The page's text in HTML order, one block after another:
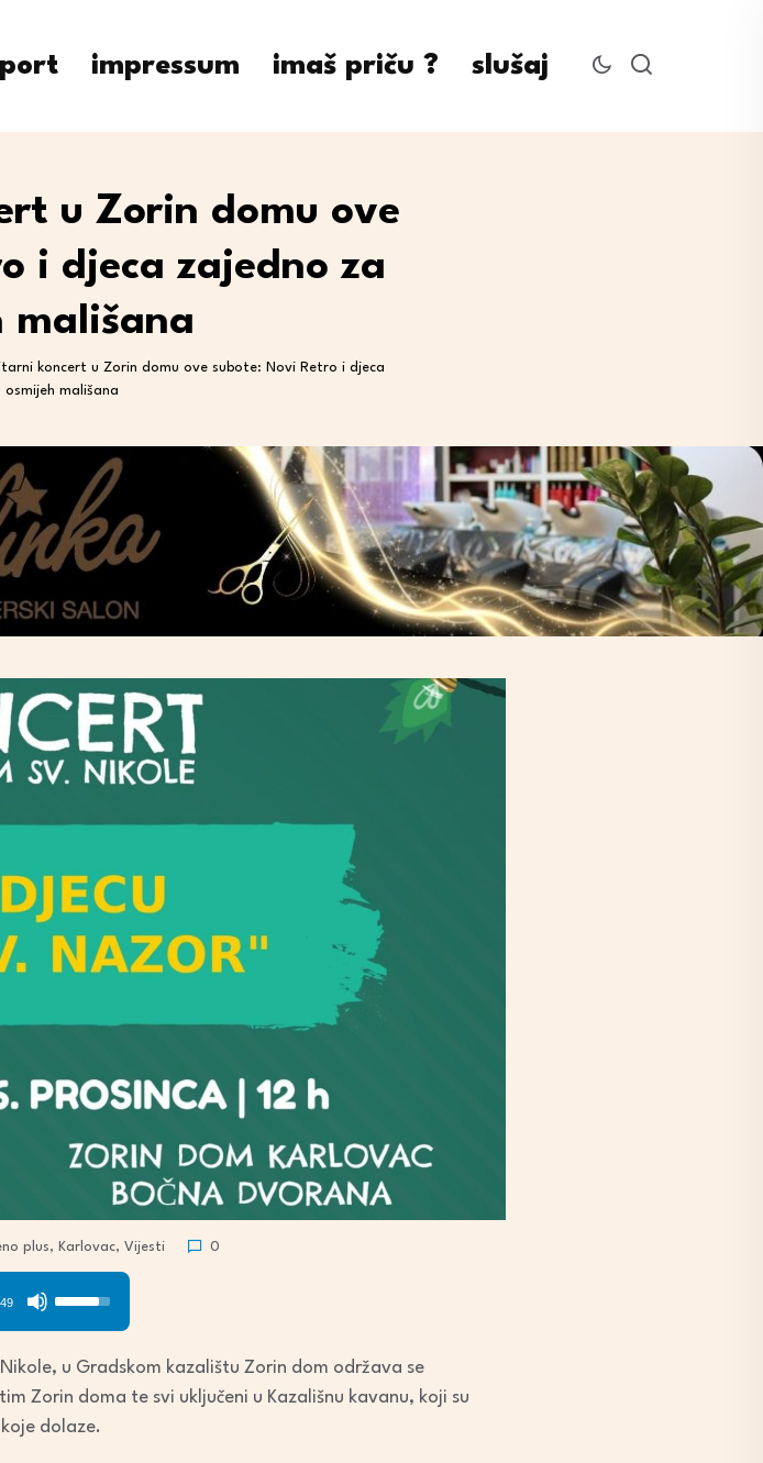
impressum imaš priču ? slušaj
u Zorin domu ove
i djeca zajedno za
mališana
koncert u Zorin domu ove subote: Novi Retro i djeca
osmijeh mališana
plus, Karlovac, Vijesti 0
Use
Up/Down
keys
u Gradskom kazalištu Zorin dom održava se
Zorin doma te svi uključeni u Kazališnu kavanu, koji su
dolaze.